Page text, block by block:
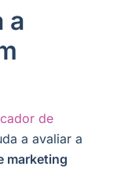
a
de
a avaliar a
marketing